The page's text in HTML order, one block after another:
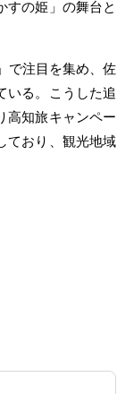
すの姫」の舞台と
で注目を集め、佐
いる。こうした追
高知旅キャンペー
ており、観光地域